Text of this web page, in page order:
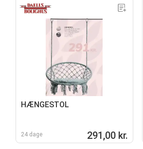
HÆNGESTOL
24 dage 291,00 kr.